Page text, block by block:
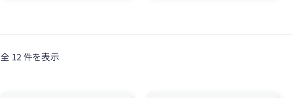
全 12 件を表示